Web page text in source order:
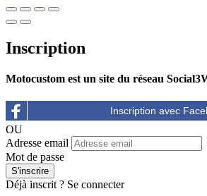
Inscription
Motocustom est un site du réseau
OU
Adresse email
Mot de passe
Déjà inscrit ? Se connecter